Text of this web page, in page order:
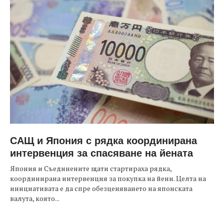
САЩ и Япония с рядка координирана
интервенция за спасяване на йената
Япония и Съединените щати стартираха рядка,
координирана интервенция за покупка на йени. Целта на
инициативата е да спре обезценяването на японската
валута, която...